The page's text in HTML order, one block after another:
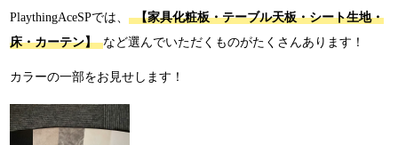
PlaythingAceSPでは、 【家具化粧板・テーブル天板・シート生地・
床・カーテン】 など選んでいただくものがたくさんあります！
カラーの一部をお見せします！